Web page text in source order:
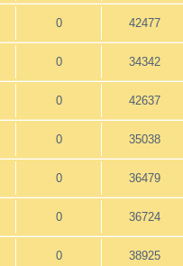
0 42477
0 34342
0 42637
0 35038
0 36479
0 36724
0 38925